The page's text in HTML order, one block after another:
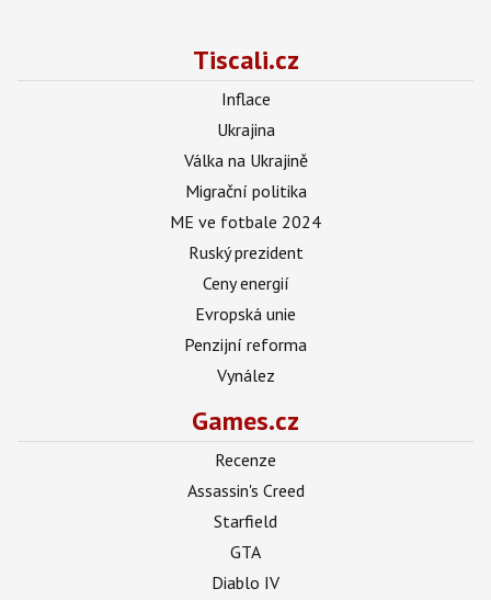
Tiscali.cz
Inflace
Ukrajina
Válka na Ukrajině
Migrační politika
ME ve fotbale 2024
Ruský prezident
Ceny energií
Evropská unie
Penzijní reforma
Vynález
Games.cz
Recenze
Assassin's Creed
Starfield
GTA
Diablo IV